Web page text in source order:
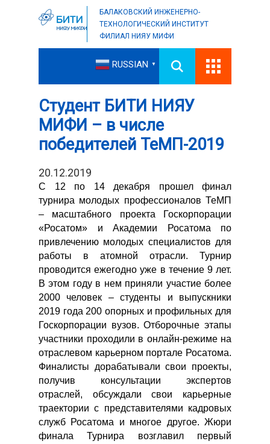
БАЛАКОВСКИЙ ИНЖЕНЕРНО-
ТЕХНОЛОГИЧЕСКИЙ ИНСТИТУТ
ФИЛИАЛ НИЯУ МИФИ
RUSSIAN ▼
Студент БИТИ НИЯУ
МИФИ – в числе
победителей ТеМП-2019
20.12.2019
С 12 по 14 декабря прошел финал
турнира молодых профессионалов ТеМП
– масштабного проекта Госкорпорации
«Росатом» и Академии Росатома по
привлечению молодых специалистов для
работы в атомной отрасли. Турнир
проводится ежегодно уже в течение 9 лет.
В этом году в нем приняли участие более
2000 человек – студенты и выпускники
2019 года 200 опорных и профильных для
Госкорпорации вузов. Отборочные этапы
участники проходили в онлайн-режиме на
отраслевом карьерном портале Росатома.
Финалисты дорабатывали свои проекты,
получив консультации экспертов
отраслей, обсуждали свои карьерные
траектории с представителями кадровых
служб Росатома и многое другое. Жюри
финала Турнира возглавил первый